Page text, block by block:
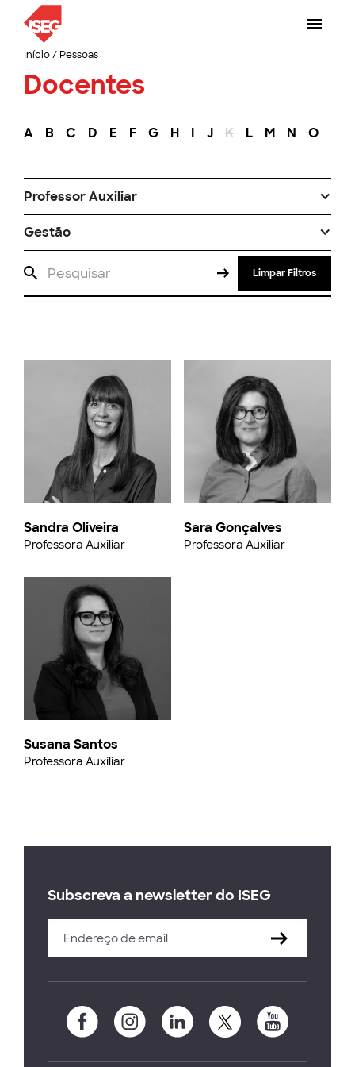
Início/ Pessoas
Docentes
A B C D E F G H I J K L M N O
Professor Auxiliar
Gestão
Limpar Filtros
Sandra Oliveira
Professora Auxiliar
Susana Santos
Professora Auxiliar
Sara Gonçalves
Professora Auxiliar
Subscreva a newsletter do ISEG